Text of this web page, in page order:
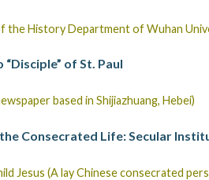
the History Department of Wuhan
of St. Paul
based in Shijiazhuang, Hebei)
Consecrated Life: Secular
Jesus (A lay Chinese consecrated